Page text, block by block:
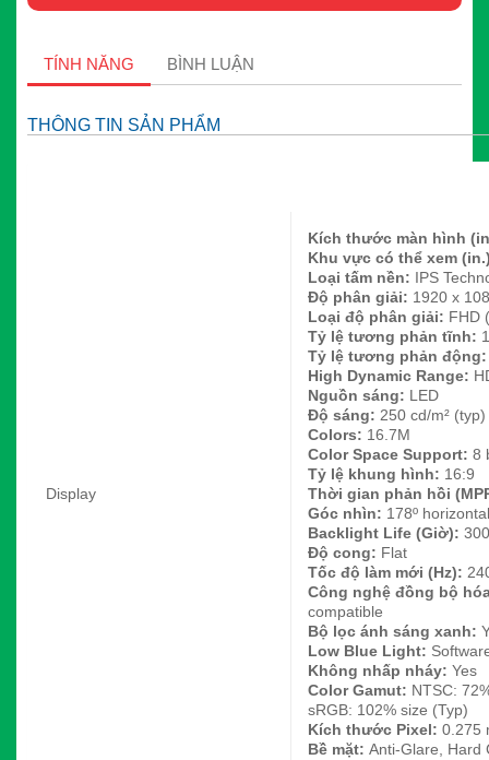
TÍNH NĂNG BÌNH LUẬN
THÔNG TIN SẢN PHẨM
Display
Kích thước màn hình
Khu vực có thể xem
Loại tấm nền: IPS
Độ phân giải: 1920 x
Loại độ phân giải: FHD
Tỷ lệ tương phản tĩnh:
Tỷ lệ tương phản
High Dynamic Range:
Nguồn sáng: LED
Độ sáng: 250 cd/m² (typ)
Colors: 16.7M
Color Space Support: 8
Tỷ lệ khung hình: 16:9
Thời gian phản hồi
Góc nhìn: 178º
Backlight Life (Giờ):
Độ cong: Flat
Tốc độ làm mới (Hz):
Công nghệ đồng bộ
compatible
Bộ lọc ánh sáng xanh:
Low Blue Light:
Không nhấp nháy: Yes
Color Gamut: NTSC:
sRGB: 102% size (Typ)
Kích thước Pixel: 0.275
Bề mặt: Anti-Glare, Hard